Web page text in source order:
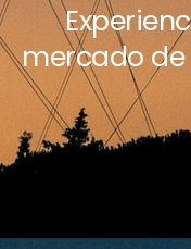
mercado